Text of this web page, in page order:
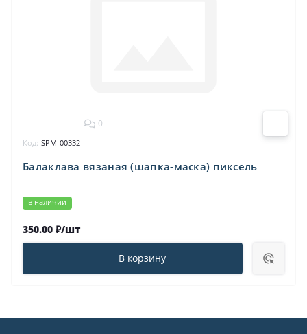
0
Балаклава вязаная (шапка-маска) пиксель
в наличии
Код: SPM-00332
350.00 ₽/шт
В корзину